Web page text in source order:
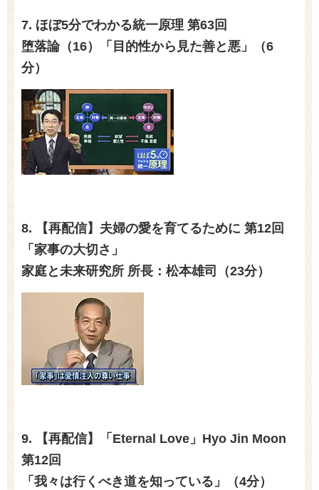
7. ほぼ5分でわかる統一原理 第63回
堕落論（16）「目的性から見た善と悪」（6
分）
8. 【再配信】夫婦の愛を育てるために 第12回
「家事の大切さ」
家庭と未来研究所 所長：松本雄司（23分）
9. 【再配信】「 Eternal Love 」 Hyo Jin Moon
第12回
「我々は行くべき道を知っている」（4分）